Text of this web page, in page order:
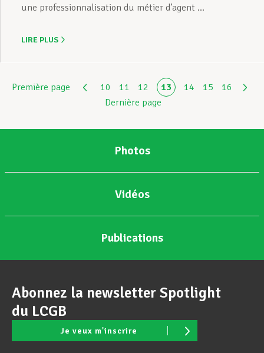
une professionnalisation du métier d’agent ...
LIRE PLUS
Première page 10 11 12 13 14 15
16
Dernière page
Photos
Vidéos
Publications
Abonnez la newsletter Spotlight
du LCGB
Je veux m'inscrire